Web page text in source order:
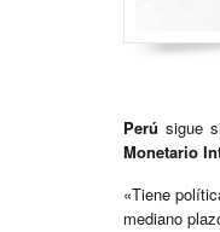
Perú sigue
Monetario
«Tiene
mediano